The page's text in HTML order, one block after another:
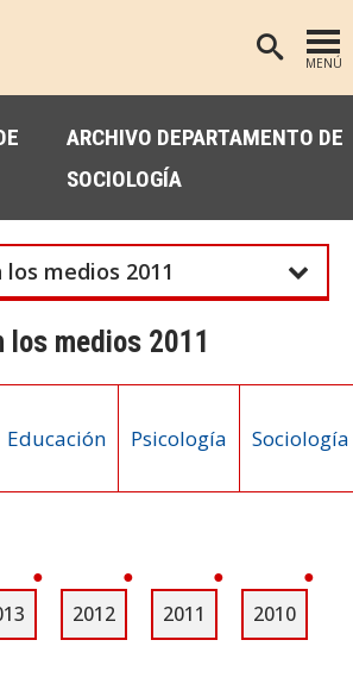
MENÚ
ANTROPOLOGÍA
EDUCACIÓN
PSICOLOGÍA
PREGRADO
POSTGRADO
INVESTIGACIÓN
ACADÉMICOS
ARCHIVO DEPARTAMENTO DE
SOCIOLOGÍA
medios 2011
los medios 2011
Educación Psicología Sociología
2012 2011 2010